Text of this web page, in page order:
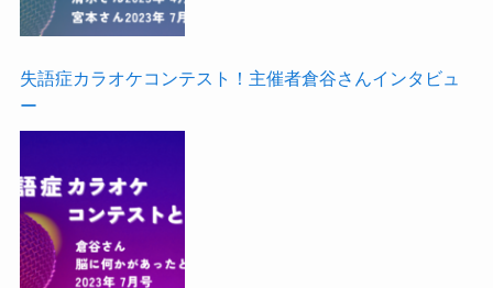
失語症カラオケコンテスト！主催者倉谷さんインタビュ
ー